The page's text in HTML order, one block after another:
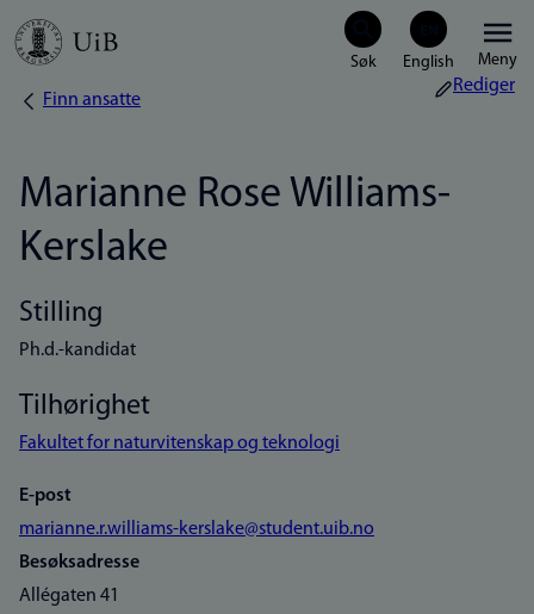
Hopp
Meny
Navigasjonssti
Finn ansatte
Rediger
Marianne Rose Williams-
Kerslake
Stilling
Ph.d.-kandidat
Tilhørighet
Fakultet for naturvitenskap og teknologi
E-post
marianne.r.williams-kerslake@student.uib.no
Besøksadresse
Allégaten 41